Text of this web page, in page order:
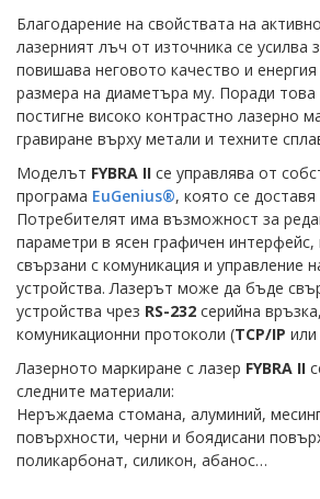
Благодарение на свойствата на
лазерният лъч от източника се усилва
повишава неговото качество и
размера на диаметъра му. Поради
постигне високо контрастно лазерно
гравиране върху метали и техните
Моделът FYBRA II се управлява от
програма EuGenius®, която се
Потребителят има възможност за
параметри в ясен графичен интерфейс,
свързани с комуникация и управление
устройства. Лазерът може да бъде
устройства чрез RS-232 серийна връзка,
комуникационни протоколи (TCP/IP или
Лазерното маркиране с лазер FYBRA II
следните материали:
Неръждаема стомана, алуминий,
повърхности, черни и боядисани
поликарбонат, силикон, абанос…